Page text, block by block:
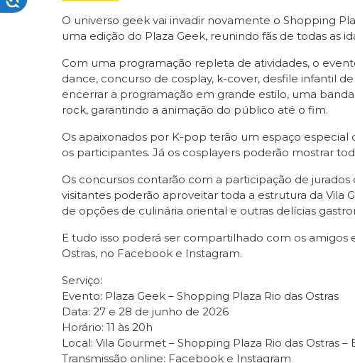
O universo geek vai invadir novamente o Shopping
uma edição do Plaza Geek, reunindo fãs de todas as
Com uma programação repleta de atividades, o
dance, concurso de cosplay, k-cover, desfile infantil
encerrar a programação em grande estilo, uma
rock, garantindo a animação do público até o fim.
Os apaixonados por K-pop terão um espaço
os participantes. Já os cosplayers poderão mostrar
Os concursos contarão com a participação de
visitantes poderão aproveitar toda a estrutura da Vila
de opções de culinária oriental e outras delícias
E tudo isso poderá ser compartilhado com os
Ostras, no Facebook e Instagram.
Serviço:
Evento: Plaza Geek – Shopping Plaza Rio das Ostras
Data: 27 e 28 de junho de 2026
Horário: 11 às 20h
Local: Vila Gourmet – Shopping Plaza Rio das Ostras
Transmissão online: Facebook e Instagram